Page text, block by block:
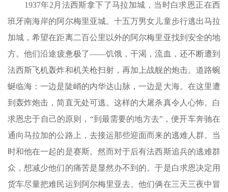
1937年2月法西斯拿下了马拉加城，当时白求恩正在西
班牙南海岸的阿尔梅里亚城。十五万男女儿童步行逃出马拉
加城，希望在距离二百公里以外的阿尔梅里亚找到安全的地
方。他们沿途疲惫极了——饥饿，干渴，流血，还不断遭到
法西斯飞机轰炸和机关枪扫射，再加上战舰的炮击。道路蜿
蜒临海：一边是陡峭的内华达山脉，一边是大海。在这里遭
到轰炸炮击，简直无处可逃。这样的大屠杀真令人心怖。白
求恩忠于自己的原则，“到最需要的地方去”，便开车奔驰在
通向马拉加的公路上，去接运那些迎面而来的逃难人群。当
时和他在一起的是赛斯。然而对于后有法西斯追兵的逃难群
众，想减少他们的痛苦是显然办不到的。于是白求恩决定用
货车尽量把难民运到阿尔梅里亚去。他们俩在三天三夜中冒